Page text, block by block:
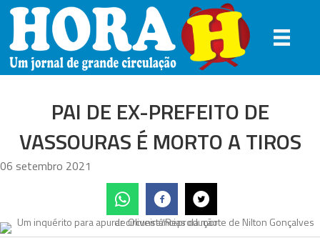
PAI DE EX-PREFEITO DE
VASSOURAS É MORTO A TIROS
06 setembro 2021